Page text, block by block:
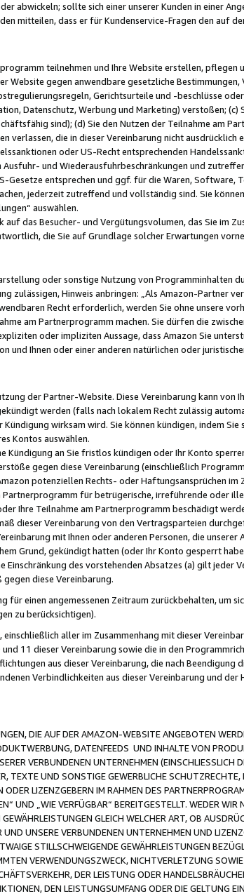
abwickeln; sollte sich einer unserer Kunden in einer
mitteilen, dass er für Kundenservice-Fragen den auf
teilnehmen und Ihre Website erstellen, pflegen
gegen anwendbare gesetzliche
Gerichtsurteile und -beschlüsse
Datenschutz, Werbung und Marketing) verstoßen; (c)
sind); (d) Sie den Nutzen der Teilnahme am
die in dieser Vereinbarung nicht ausdrücklich
oder US-Recht entsprechenden
und Wiederausfuhrbeschränkungen und
entsprechen und ggf. für die Waren, Software,
jederzeit zutreffend und vollständig sind. Sie
auswählen.
das Besucher- und Vergütungsvolumen, das Sie im
die Sie auf Grundlage solcher Erwartungen
oder sonstige Nutzung von Programminhalten
zulässigen, Hinweis anbringen: „Als Amazon-Partner
Recht erforderlich, werden Sie ohne unsere
am Partnerprogramm machen. Sie dürfen die
oder impliziten Aussage, dass Amazon Sie
und Ihnen oder einer anderen natürlichen oder
der Partner-Website. Diese Vereinbarung kann von
werden (falls nach lokalem Recht zulässig
wirksam wird. Sie können kündigen, indem
Kontos auswählen.
an Sie fristlos kündigen oder Ihr Konto
gegen diese Vereinbarung (einschließlich
potenziellen Rechts- oder Haftungsansprüchen im
für betrügerische, irreführende oder
Ihre Teilnahme am Partnerprogramm beschädigt
dieser Vereinbarung von den Vertragsparteien
mit Ihnen oder anderen Personen, die unserer
Grund, gekündigt hatten (oder Ihr Konto gesperrt
des vorstehenden Absatzes (a) gilt jeder
diese Vereinbarung.
einen angemessenen Zeitraum zurückbehalten, um
zu berücksichtigen).
aller im Zusammenhang mit dieser
11 dieser Vereinbarung sowie die in den
aus dieser Vereinbarung, die nach Beendigung
Verbindlichkeiten aus dieser Vereinbarung und der
DIE AUF DER AMAZON-WEBSITE ANGEBOTEN
DATENFEEDS UND INHALTE VON
VERBUNDENEN UNTERNEHMEN (EINSCHLIESSLICH
TEXTE UND SONSTIGE GEWERBLICHE
LIZENZGEBERN IM RAHMEN DES
UND „WIE VERFÜGBAR“ BEREITGESTELLT. WEDER WIR
GLEICH WELCHER ART, OB
UNSERE VERBUNDENEN UNTERNEHMEN UND
STILLSCHWEIGENDE GEWÄHRLEISTUNGEN
VERWENDUNGSZWECK, NICHTVERLETZUNG
DER LEISTUNG ODER
DEN LEISTUNGSUMFANG ODER DIE GELTUNG